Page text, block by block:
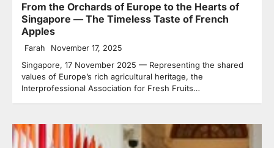
From the Orchards of Europe to the Hearts of
Singapore — The Timeless Taste of French
Apples
Farah November 17, 2025
Singapore, 17 November 2025 — Representing the shared
values of Europe’s rich agricultural heritage, the
Interprofessional Association for Fresh Fruits…